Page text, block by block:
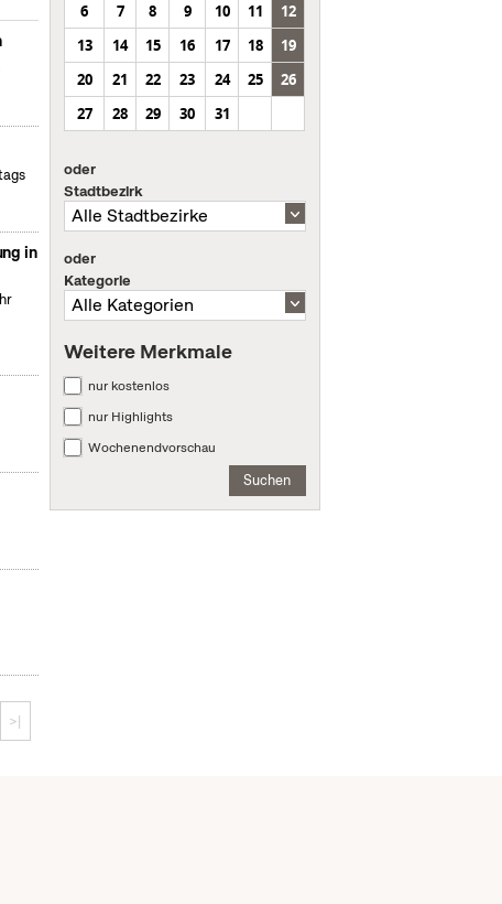
in
>|
6
7 8 9 10 11
12
13
14 15 16 17 18
19
20
21 22 23 24 25
26
27
28 29 30 31
oder
Stadtbezirk
oder
Kategorie
Weitere Merkmale
nur kostenlos
nur Highlights
Wochenendvorschau
Suchen